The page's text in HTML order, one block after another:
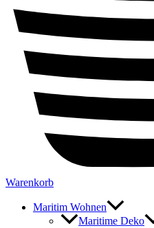
Warenkorb
Maritim Wohnen
Maritime Deko